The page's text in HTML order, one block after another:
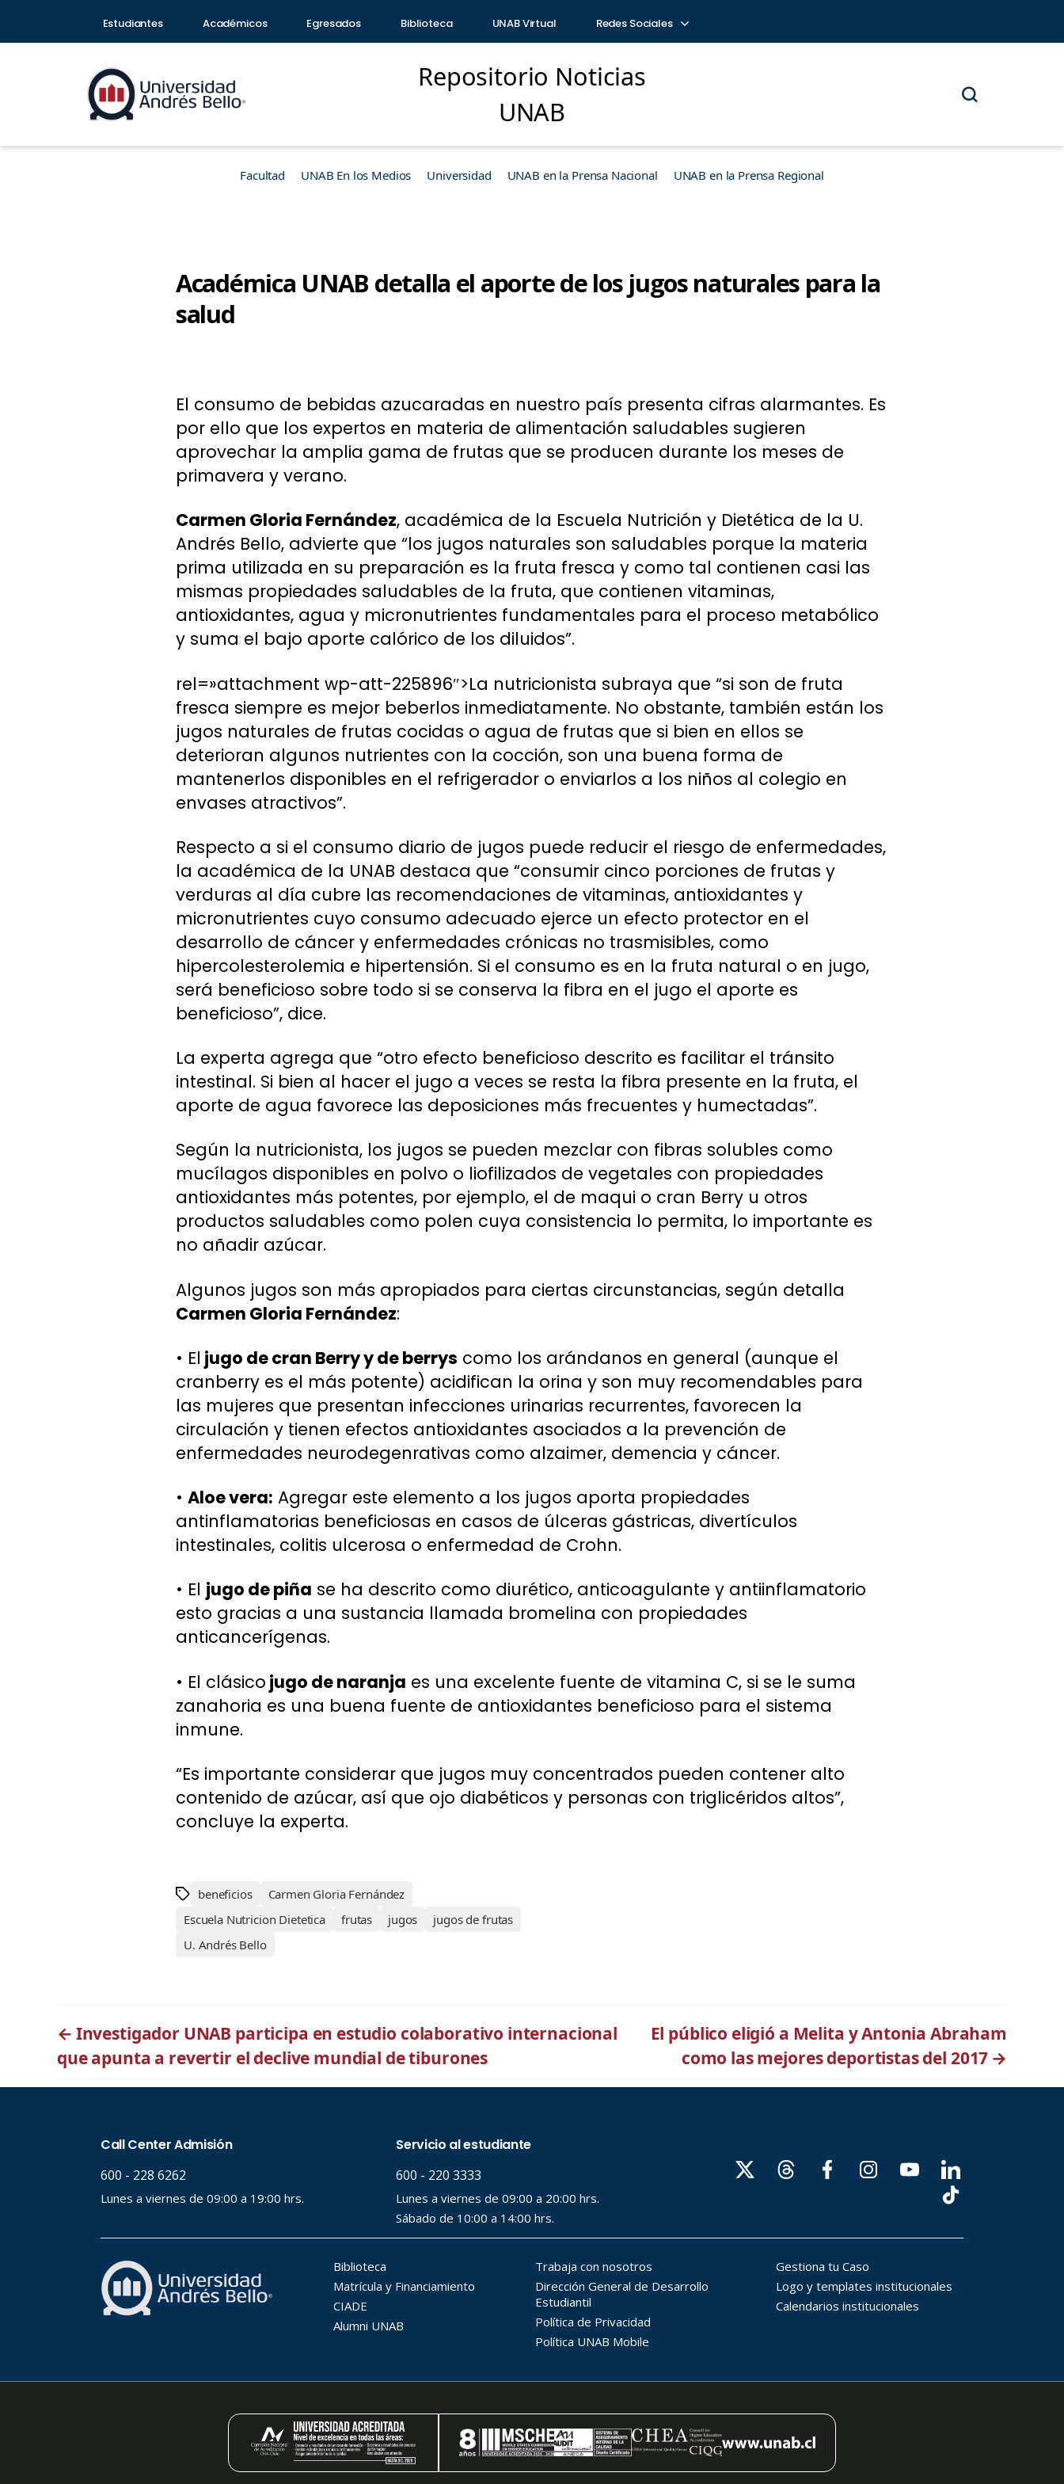
Estudiantes Académicos Egresados Biblioteca UNAB Virtual Redes Sociales
Repositorio Noticias
UNAB
Facultad UNAB En los Medios Universidad UNAB en la Prensa Nacional UNAB en la Prensa Regional
Académica UNAB detalla el aporte de los jugos naturales para la
salud
El consumo de bebidas azucaradas en nuestro país presenta cifras alarmantes. Es
por ello que los expertos en materia de alimentación saludables sugieren
aprovechar la amplia gama de frutas que se producen durante los meses de
primavera y verano.
Carmen Gloria Fernández, académica de la Escuela Nutrición y Dietética de la U.
Andrés Bello, advierte que “los jugos naturales son saludables porque la materia
prima utilizada en su preparación es la fruta fresca y como tal contienen casi las
mismas propiedades saludables de la fruta, que contienen vitaminas,
antioxidantes, agua y micronutrientes fundamentales para el proceso metabólico
y suma el bajo aporte calórico de los diluidos”.
rel=»attachment wp-att-225896″>La nutricionista subraya que “si son de fruta
fresca siempre es mejor beberlos inmediatamente. No obstante, también están los
jugos naturales de frutas cocidas o agua de frutas que si bien en ellos se
deterioran algunos nutrientes con la cocción, son una buena forma de
mantenerlos disponibles en el refrigerador o enviarlos a los niños al colegio en
envases atractivos”.
Respecto a si el consumo diario de jugos puede reducir el riesgo de enfermedades,
la académica de la UNAB destaca que “consumir cinco porciones de frutas y
verduras al día cubre las recomendaciones de vitaminas, antioxidantes y
micronutrientes cuyo consumo adecuado ejerce un efecto protector en el
desarrollo de cáncer y enfermedades crónicas no trasmisibles, como
hipercolesterolemia e hipertensión. Si el consumo es en la fruta natural o en jugo,
será beneficioso sobre todo si se conserva la fibra en el jugo el aporte es
beneficioso”, dice.
La experta agrega que “otro efecto beneficioso descrito es facilitar el tránsito
intestinal. Si bien al hacer el jugo a veces se resta la fibra presente en la fruta, el
aporte de agua favorece las deposiciones más frecuentes y humectadas”.
Según la nutricionista, los jugos se pueden mezclar con fibras solubles como
mucílagos disponibles en polvo o liofilizados de vegetales con propiedades
antioxidantes más potentes, por ejemplo, el de maqui o cran Berry u otros
productos saludables como polen cuya consistencia lo permita, lo importante es
no añadir azúcar.
Algunos jugos son más apropiados para ciertas circunstancias, según detalla
Carmen Gloria Fernández:
• El jugo de cran Berry y de berrys como los arándanos en general (aunque el
cranberry es el más potente) acidifican la orina y son muy recomendables para
las mujeres que presentan infecciones urinarias recurrentes, favorecen la
circulación y tienen efectos antioxidantes asociados a la prevención de
enfermedades neurodegenrativas como alzaimer, demencia y cáncer.
• Aloe vera: Agregar este elemento a los jugos aporta propiedades
antinflamatorias beneficiosas en casos de úlceras gástricas, divertículos
intestinales, colitis ulcerosa o enfermedad de Crohn.
• El jugo de piña se ha descrito como diurético, anticoagulante y antiinflamatorio
esto gracias a una sustancia llamada bromelina con propiedades
anticancerígenas.
• El clásico jugo de naranja es una excelente fuente de vitamina C, si se le suma
zanahoria es una buena fuente de antioxidantes beneficioso para el sistema
inmune.
“Es importante considerar que jugos muy concentrados pueden contener alto
contenido de azúcar, así que ojo diabéticos y personas con triglicéridos altos”,
concluye la experta.
beneficios
Carmen Gloria Fernández
Escuela Nutricion Dietetica
frutas jugos
jugos de frutas
U. Andrés Bello
← Investigador UNAB participa en estudio colaborativo internacional
que apunta a revertir el declive mundial de tiburones
El público eligió a Melita y Antonia Abraham
como las mejores deportistas del 2017 →